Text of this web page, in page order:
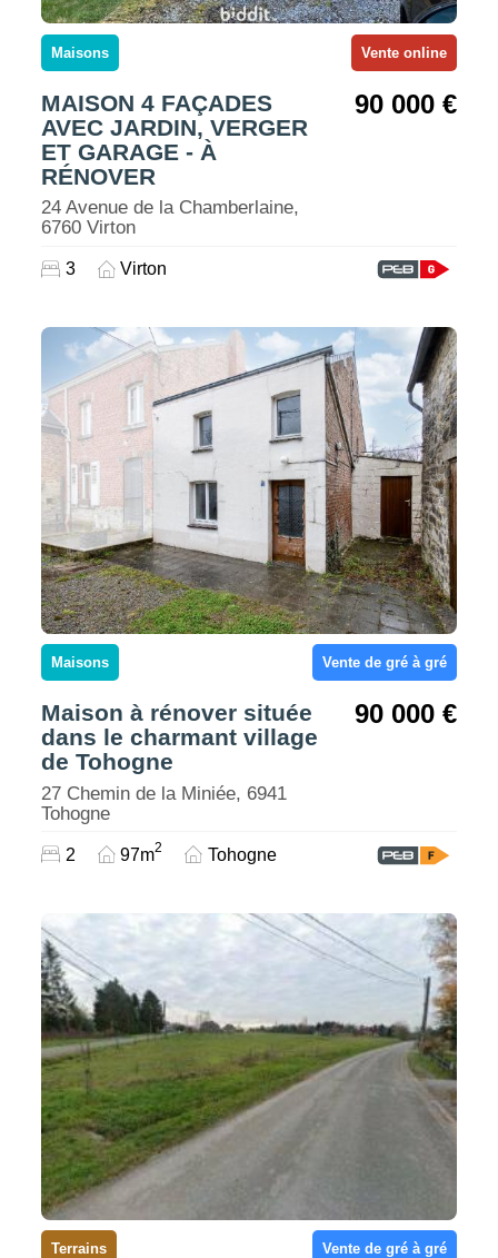
Maisons Vente online
90 000 €
MAISON 4 FAÇADES
AVEC JARDIN, VERGER
ET GARAGE - À
RÉNOVER
24 Avenue de la Chamberlaine,
6760 Virton
3 Virton
Maisons Vente de gré à gré
90 000 €
Maison à rénover située
dans le charmant village
de Tohogne
27 Chemin de la Miniée, 6941
Tohogne
2 97m2 Tohogne
Terrains Vente de gré à gré